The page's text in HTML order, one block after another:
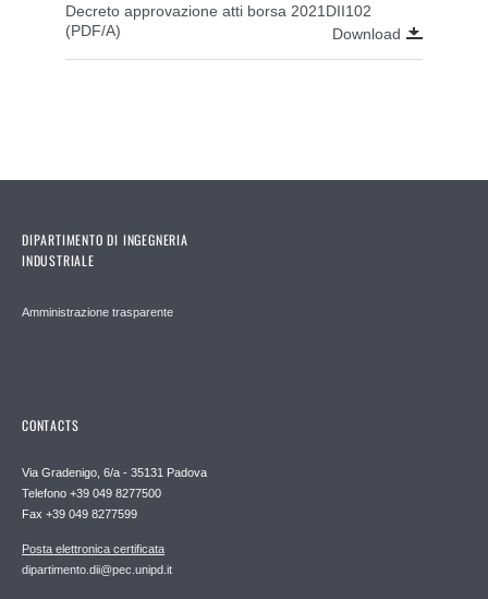
Decreto approvazione atti borsa 2021DII102
(PDF/A)
Download
DIPARTIMENTO DI INGEGNERIA
INDUSTRIALE
Amministrazione trasparente
CONTACTS
Via Gradenigo, 6/a - 35131 Padova
Telefono +39 049 8277500
Fax +39 049 8277599
Posta elettronica certificata
dipartimento.dii@pec.unipd.it